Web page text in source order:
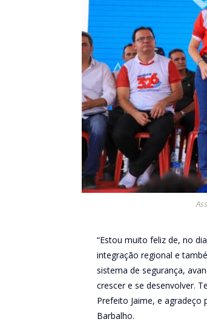
“Estou muito feliz de, no
integração regional e
sistema de segurança,
crescer e se desenvolver.
Prefeito Jaime, e
Barbalho.